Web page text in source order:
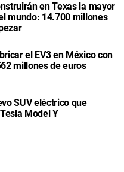
en Texas la mayor
mundo: 14.700 millones
el EV3 en México con
millones de euros
SUV eléctrico que
Model Y